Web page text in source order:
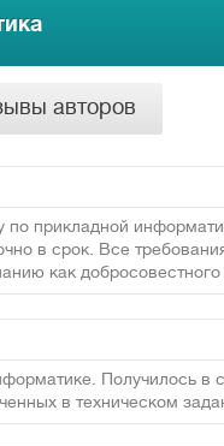
авторов
прикладной
в срок. Все
как добросовестного
Получилось в
в техническом